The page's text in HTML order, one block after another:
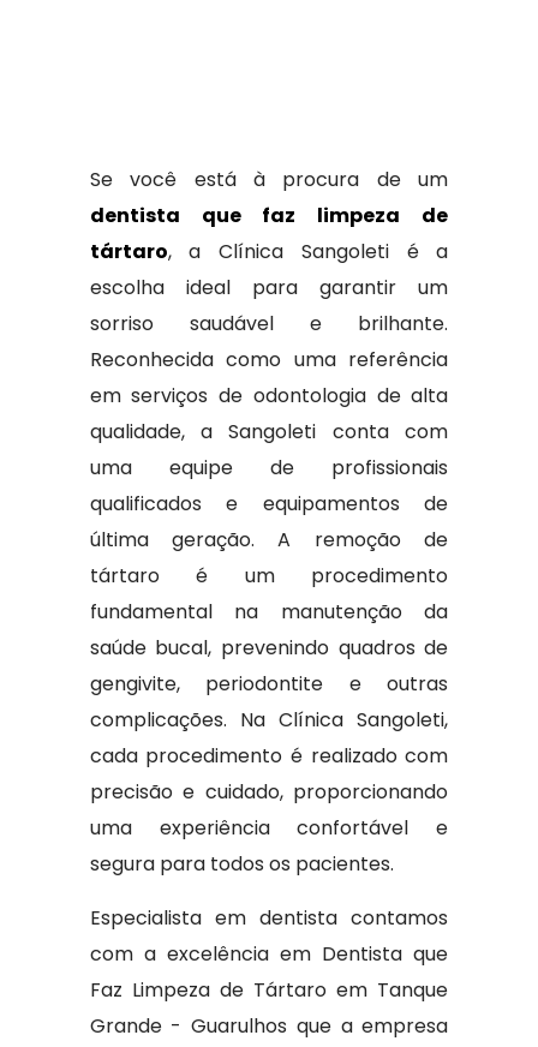
Se você está à procura de um
dentista que faz limpeza de
tártaro, a Clínica Sangoleti é a
escolha ideal para garantir um
sorriso saudável e brilhante.
Reconhecida como uma referência
em serviços de odontologia de alta
qualidade, a Sangoleti conta com
uma equipe de profissionais
qualificados e equipamentos de
última geração. A remoção de
tártaro é um procedimento
fundamental na manutenção da
saúde bucal, prevenindo quadros de
gengivite, periodontite e outras
complicações. Na Clínica Sangoleti,
cada procedimento é realizado com
precisão e cuidado, proporcionando
uma experiência confortável e
segura para todos os pacientes.
Especialista em dentista contamos
com a excelência em Dentista que
Faz Limpeza de Tártaro em Tanque
Grande - Guarulhos que a empresa